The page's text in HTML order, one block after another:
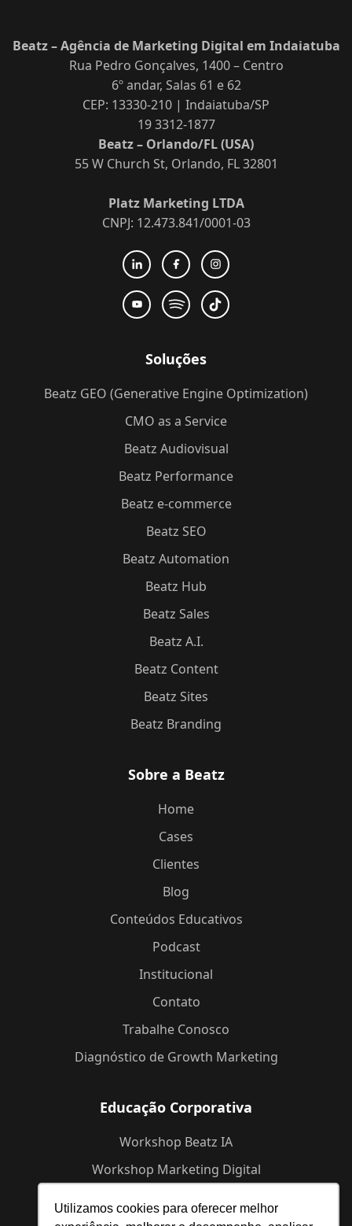
Utilizamos cookies para oferecer melhor
Beatz – Agência de Marketing Digital em Indaiatuba
Rua Pedro Gonçalves, 1400 – Centro
6º andar, Salas 61 e 62
CEP: 13330-210 | Indaiatuba/SP
19 3312-1877
Beatz – Orlando/FL (USA)
55 W Church St, Orlando, FL 32801
Platz Marketing LTDA
CNPJ: 12.473.841/0001-03
Soluções
Beatz GEO (Generative Engine Optimization)
CMO as a Service
Beatz Audiovisual
Beatz Performance
Beatz e-commerce
Beatz SEO
Beatz Automation
Beatz Hub
Beatz Sales
Beatz A.I.
Beatz Content
Beatz Sites
Beatz Branding
Sobre a Beatz
Home
Cases
Clientes
Blog
Conteúdos Educativos
Podcast
Institucional
Contato
Trabalhe Conosco
Diagnóstico de Growth Marketing
Educação Corporativa
Workshop Beatz IA
Workshop Marketing Digital